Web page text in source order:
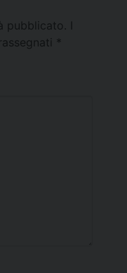
pubblicato.
*